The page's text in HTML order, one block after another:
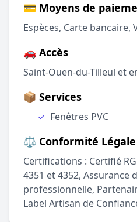
💳 Moyens de
Espèces, Carte bancaire,
🚗 Accès
Saint-Ouen-du-Tilleul et
📦 Services
✓ Fenêtres PVC
⚖️ Conformité Légale
Certifications : Certifié
4351 et 4352, Assurance
professionnelle,
Label Artisan de